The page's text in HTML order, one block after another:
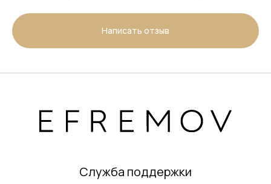
Написать отзыв
Служба поддержки